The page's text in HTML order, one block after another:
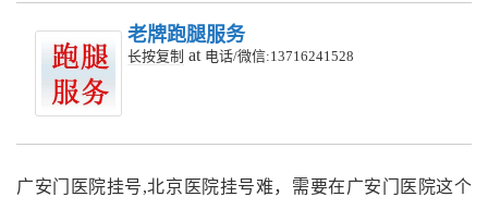
老牌跑腿服务
长按复制 at 电话/微信:13716241528
广安门医院挂号,北京医院挂号难，需要在广安门医院这个